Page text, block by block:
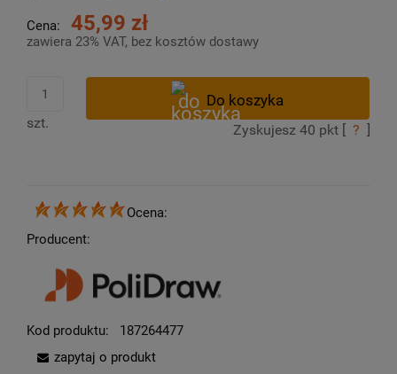
Cena: 45,99 zł
zawiera 23% VAT, bez kosztów dostawy
szt. Zyskujesz 40 pkt [ ? ]
Ocena:
Producent:
Kod produktu:
187264477
zapytaj o produkt